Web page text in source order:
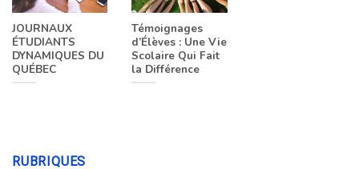
JOURNAUX
ÉTUDIANTS
DYNAMIQUES DU
QUÉBEC
Témoignages
d’Élèves : Une Vie
Scolaire Qui Fait
la Différence
RUBRIQUES